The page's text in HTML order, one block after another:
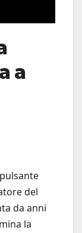
a
del
da anni
la